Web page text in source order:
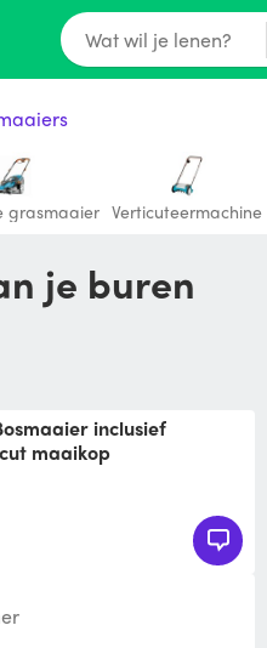
Wat wil je lenen?
grasmaaier Verticuteermachine
je buren
maaikop
autocut maaikop.